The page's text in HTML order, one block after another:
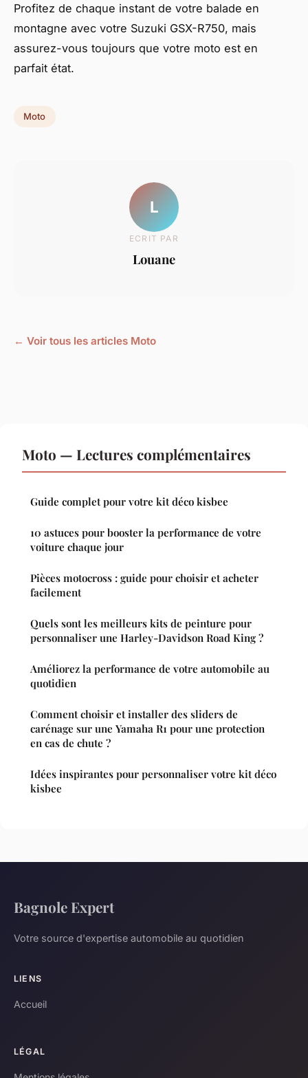
Profitez de chaque instant de votre balade en
montagne avec votre Suzuki GSX-R750, mais
assurez-vous toujours que votre moto est en
parfait état.
Moto
L
ECRIT PAR
Louane
← Voir tous les articles Moto
Moto — Lectures complémentaires
Guide complet pour votre kit déco kisbee
10 astuces pour booster la performance de votre
voiture chaque jour
Pièces motocross : guide pour choisir et acheter
facilement
Quels sont les meilleurs kits de peinture pour
personnaliser une Harley-Davidson Road King ?
Améliorez la performance de votre automobile au
quotidien
Comment choisir et installer des sliders de
carénage sur une Yamaha R1 pour une protection
en cas de chute ?
Idées inspirantes pour personnaliser votre kit déco
kisbee
Bagnole Expert
Votre source d'expertise automobile au quotidien
LIENS
Accueil
LÉGAL